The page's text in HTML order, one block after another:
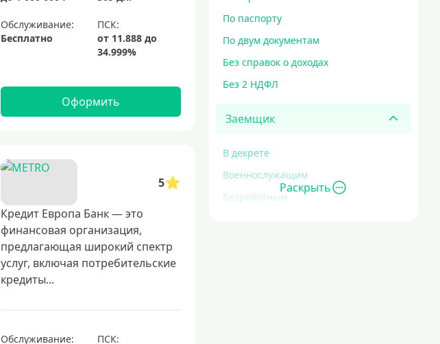
По паспорту
По двум документам
Без справок о доходах
Без 2 НДФЛ
Заемщик
В декрете
Военнослужащим
Безработным
Раскрыть
Обслуживание:
Бесплатно
Оформить
5
Кредит Европа Банк — это
финансовая организация,
предлагающая широкий спектр
услуг, включая потребительские
кредиты...
Обслуживание: